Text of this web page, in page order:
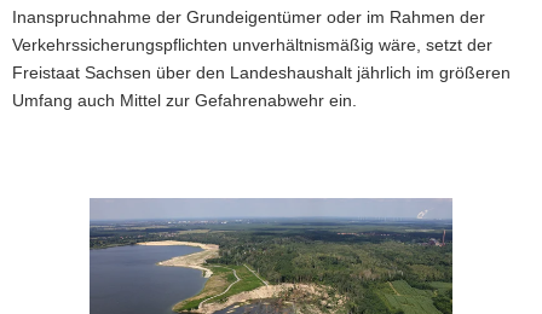
Inanspruchnahme der Grundeigentümer oder im Rahmen der
Verkehrssicherungspflichten unverhältnismäßig wäre, setzt der
Freistaat Sachsen über den Landeshaushalt jährlich im größeren
Umfang auch Mittel zur Gefahrenabwehr ein.
verwenden